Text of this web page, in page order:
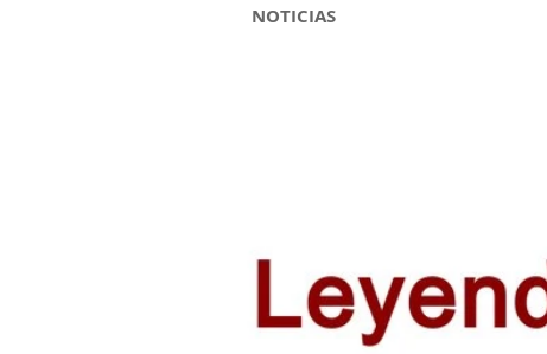
NOTICIAS